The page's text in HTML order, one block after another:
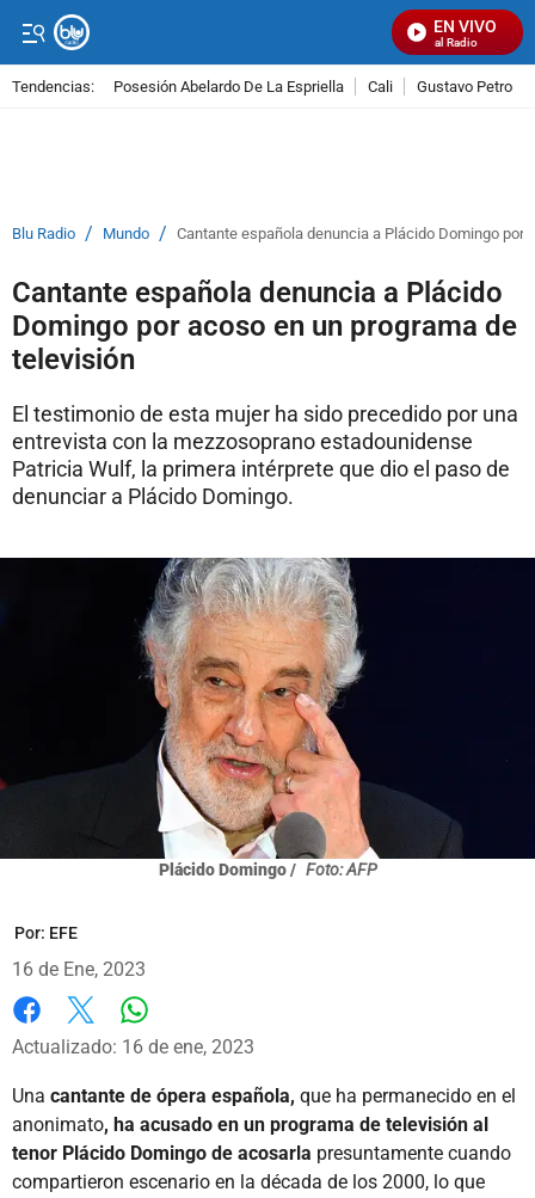
EN VIVO
Señal Visual Radio
Tendencias: Posesión Abelardo De La Espriella Cali Gustavo Petro
Blu Radio / Mundo / Cantante española denuncia a Plácido Domingo por
Cantante española denuncia a Plácido
Domingo por acoso en un programa de
televisión
El testimonio de esta mujer ha sido precedido por una
entrevista con la mezzosoprano estadounidense
Patricia Wulf, la primera intérprete que dio el paso de
denunciar a Plácido Domingo.
Plácido Domingo / Foto: AFP
Por: EFE
16 de Ene, 2023
Facebook
X
Actualizado: 16 de ene, 2023
Una cantante de ópera española, que ha permanecido en el
anonimato, ha acusado en un programa de televisión al
tenor Plácido Domingo de acosarla presuntamente cuando
compartieron escenario en la década de los 2000, lo que